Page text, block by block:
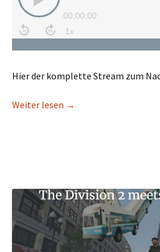
Hier der komplette Stream zum
Weiter lesen Call of Duty:
→